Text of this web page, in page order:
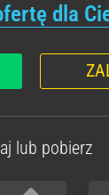
dla
lub pobierz